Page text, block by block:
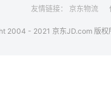
友情链接： 京东物流
2004 - 2021 京东JD.com 版